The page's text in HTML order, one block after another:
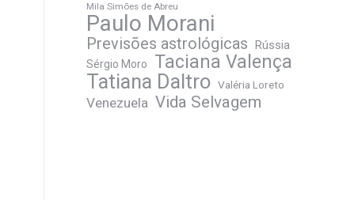
Mila Simões de Abreu
Paulo Morani
Previsões astrológicas Rússia
Sérgio Moro Taciana Valença
Tatiana Daltro Valéria Loreto
Venezuela Vida Selvagem